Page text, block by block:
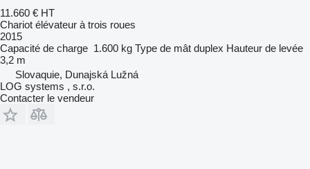
11.660 € HT
Chariot élévateur à trois roues
2015
Capacité de charge 1.600 kg Type de mât duplex Hauteur de levée
3,2 m
Slovaquie, Dunajská Lužná
LOG systems , s.r.o.
Contacter le vendeur